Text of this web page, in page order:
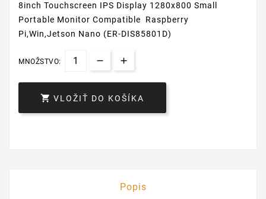
8inch Touchscreen IPS Display 1280x800 Small
Portable Monitor Compatible Raspberry
Pi,Win,Jetson Nano (ER-DIS85801D)
MNOŽSTVO:
 VLOŽIŤ DO KOŠÍKA
Popis